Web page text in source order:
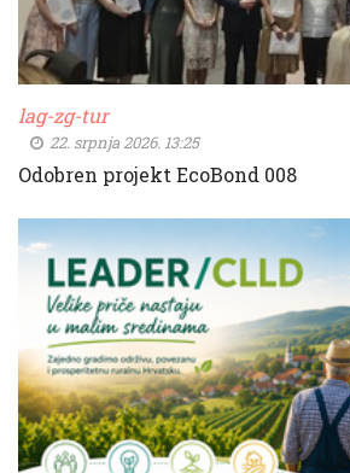
lag-zg-tur
22. srpnja 2026. 13:25
Odobren projekt EcoBond 008